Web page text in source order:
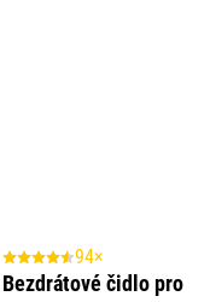
94×
Bezdrátové čidlo pro